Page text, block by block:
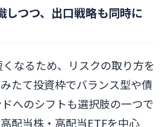
しつつ、出口戦略も同時に
なるため、リスクの取り方を
たて投資枠でバランス型や債
へのシフトも選択肢の一つで
配当株・高配当ETFを中心